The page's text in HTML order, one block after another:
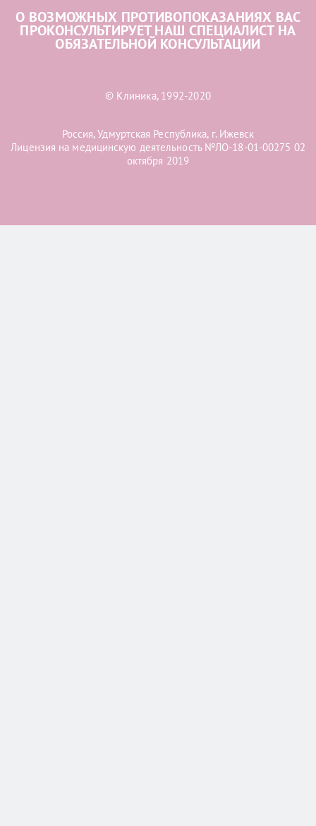
О ВОЗМОЖНЫХ ПРОТИВОПОКАЗАНИЯХ ВАС
ПРОКОНСУЛЬТИРУЕТ НАШ СПЕЦИАЛИСТ НА
ОБЯЗАТЕЛЬНОЙ КОНСУЛЬТАЦИИ
© Клиника, 1992-2020
Россия, Удмуртская Республика, г. Ижевск
Лицензия на медицинскую деятельность №ЛО-18-01-00275 02
октября 2019